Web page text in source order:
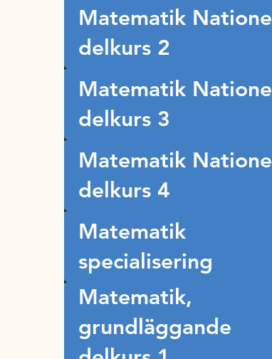
Matematik Nationell
delkurs 2
Matematik Nationell
delkurs 3
Matematik Nationell
delkurs 4
Matematik
specialisering
Matematik,
grundläggande